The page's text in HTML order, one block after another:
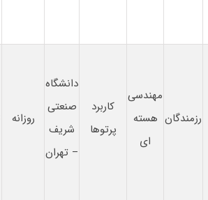
رزمندگان
مهندسی
هسته
ای
کاربرد
پرتوها
دانشگاه
صنعتی
شریف
– تهران
روزانه